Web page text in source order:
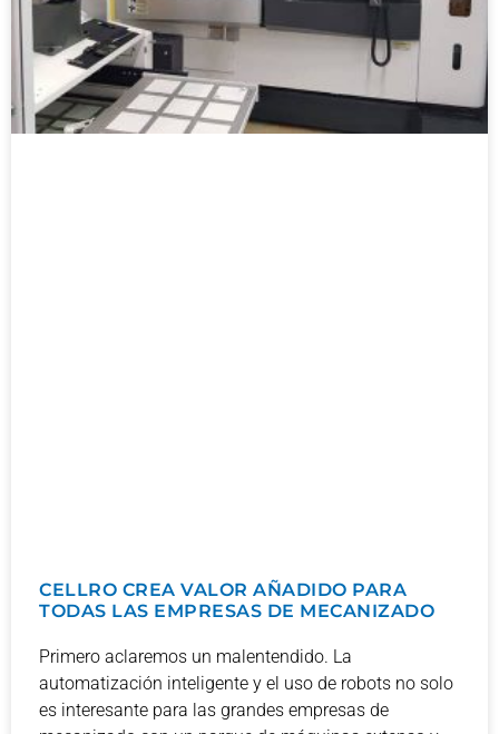
CELLRO CREA VALOR AÑADIDO PARA
TODAS LAS EMPRESAS DE MECANIZADO
Primero aclaremos un malentendido. La
automatización inteligente y el uso de robots no solo
es interesante para las grandes empresas de